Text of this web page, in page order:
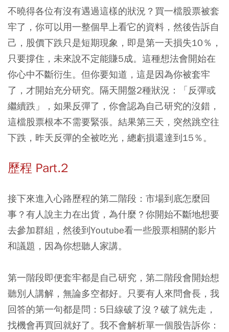
不曉得各位有沒有遇過這樣的狀況？買一檔股票被套
牢了，你可以用一整個早上看它的資料，然後告訴自
己，股價下跌只是短期現象，即是第一天損失10％，
只要撐住，未來說不定能賺5成。這種想法會開始在
你心中不斷衍生。但你要知道，這是因為你被套牢
了，才開始充分研究。隔天開盤2種狀況：「反彈或
繼續跌」，如果反彈了，你會認為自己研究的沒錯，
這檔股票根本不需要緊張。結果第三天，突然跳空往
下跌，昨天反彈的全被吃光，總虧損還達到15％。
歷程 Part.2
接下來進入心路歷程的第二階段：市場到底怎麼回
事？有人說主力在出貨，為什麼？你開始不斷地想要
去參加群組，然後到Youtube看一些股票相關的影片
和議題，因為你想聽人家講。
第一階段即便套牢都是自己研究，第二階段會開始想
聽別人講解，無論多空都好。只要有人來問會長，我
回答的第一句都是問：5日線破了沒？破了就先走，
找機會再買回就好了。我不會解析單一個股告訴你：